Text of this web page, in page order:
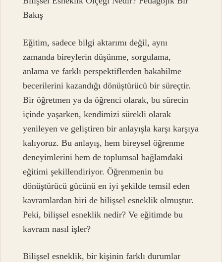
Bakış
Eğitim, sadece bilgi aktarımı değil, aynı
zamanda bireylerin düşünme, sorgulama,
anlama ve farklı perspektiflerden bakabilme
becerilerini kazandığı dönüştürücü bir süreçtir.
Bir öğretmen ya da öğrenci olarak, bu sürecin
içinde yaşarken, kendimizi sürekli olarak
yenileyen ve geliştiren bir anlayışla karşı karşıya
kalıyoruz. Bu anlayış, hem bireysel öğrenme
deneyimlerini hem de toplumsal bağlamdaki
eğitimi şekillendiriyor. Öğrenmenin bu
dönüştürücü gücünü en iyi şekilde temsil eden
kavramlardan biri de bilişsel esneklik olmuştur.
Peki, bilişsel esneklik nedir? Ve eğitimde bu
kavram nasıl işler?
Bilişsel esneklik, bir kişinin farklı durumlar